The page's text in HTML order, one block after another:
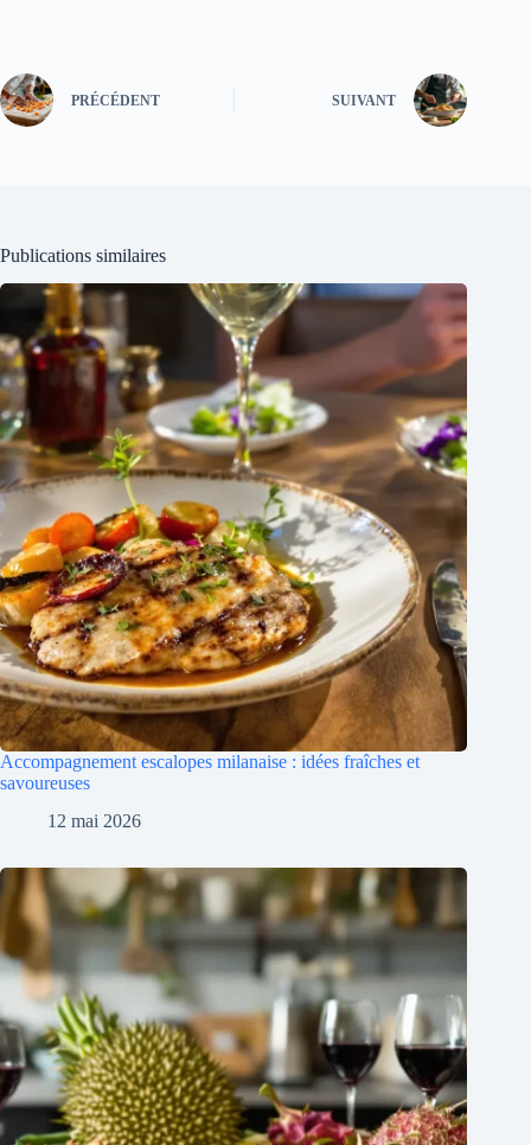
PRÉCÉDENT SUIVANT
Publications similaires
Accompagnement escalopes milanaise : idées fraîches et
savoureuses
12 mai 2026